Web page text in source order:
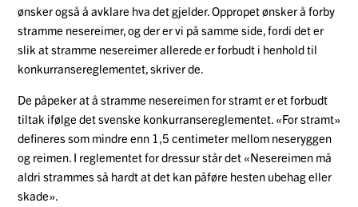
ønsker også å avklare hva det gjelder. Oppropet ønsker å forby
stramme nesereimer, og der er vi på samme side, fordi det er
slik at stramme nesereimer allerede er forbudt i henhold til
konkurransereglementet, skriver de.
De påpeker at å stramme nesereimen for stramt er et forbudt
tiltak ifølge det svenske konkurransereglementet. «For stramt»
defineres som mindre enn 1,5 centimeter mellom neseryggen
og reimen. I reglementet for dressur står det «Nesereimen må
aldri strammes så hardt at det kan påføre hesten ubehag eller
skade».